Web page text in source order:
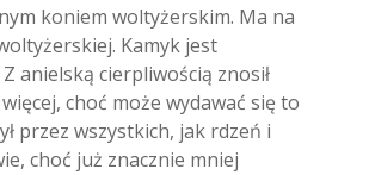
koniem woltyżerskim. Ma na
Kamyk jest
anielską cierpliwością znosił
choć może wydawać się to
przez wszystkich, jak rdzeń i
choć już znacznie mniej